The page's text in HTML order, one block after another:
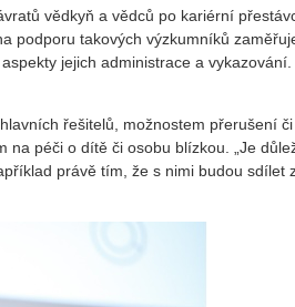
vědkyň a vědců po kariérní
podporu takových výzkumníků
jejich administrace a
řešitelů, možnostem přerušení
na péči o dítě či osobu blízkou. „Je
právě tím, že s nimi budou sdílet